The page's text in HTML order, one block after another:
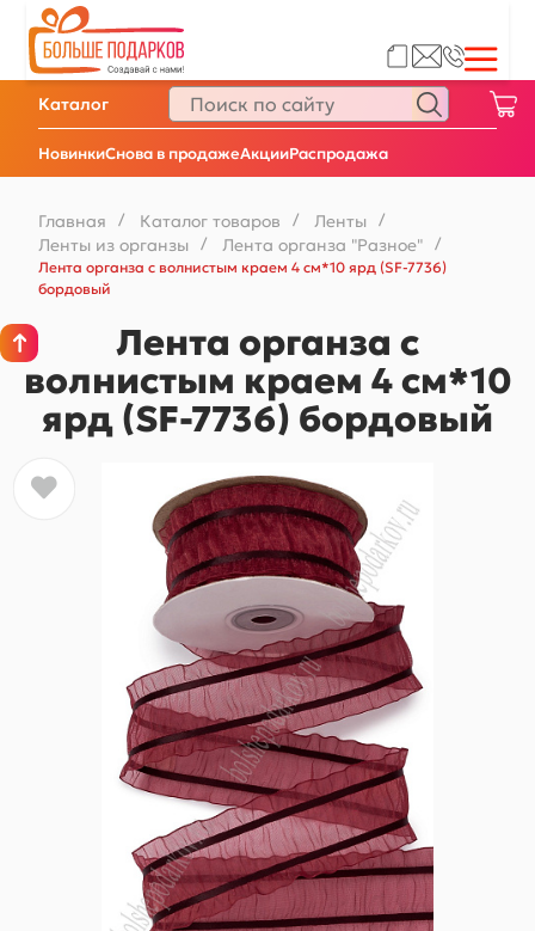
НовинкиСнова в продажеАкцииРаспродажа
Каталог
Главная / Каталог товаров / Ленты /
Ленты из органзы / Лента органза "Разное"
/
Лента органза с волнистым краем 4 см*10 ярд (SF-7736)
бордовый
Лента органза с
волнистым краем 4 см*10
ярд (SF-7736) бордовый